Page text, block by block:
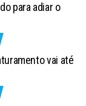
para adiar o
vai até